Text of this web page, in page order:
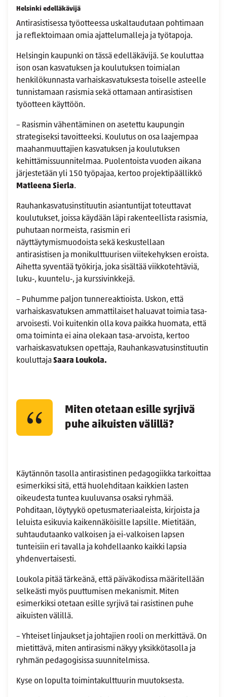
Helsinki edelläkävijä
Antirasistisessa työotteessa uskaltaudutaan pohtimaan
ja reflektoimaan omia ajattelumalleja ja työtapoja.
Helsingin kaupunki on tässä edelläkävijä. Se kouluttaa
ison osan kasvatuksen ja koulutuksen toimialan
henkilökunnasta varhaiskasvatuksesta toiselle asteelle
tunnistamaan rasismia sekä ottamaan antirasistisen
työotteen käyttöön.
– Rasismin vähentäminen on asetettu kaupungin
strategiseksi tavoitteeksi. Koulutus on osa laajempaa
maahanmuuttajien kasvatuksen ja koulutuksen
kehittämissuunnitelmaa. Puolentoista vuoden aikana
järjestetään yli 150 työpajaa, kertoo projektipäällikkö
Matleena Sierla.
Rauhankasvatusinstituutin asiantuntijat toteuttavat
koulutukset, joissa käydään läpi rakenteellista rasismia,
puhutaan normeista, rasismin eri
näyttäytymismuodoista sekä keskustellaan
antirasistisen ja monikulttuurisen viitekehyksen eroista.
Aihetta syventää työkirja, joka sisältää viikkotehtäviä,
luku‑, kuuntelu‑, ja kurssivinkkejä.
– Puhumme paljon tunnereaktioista. Uskon, että
varhaiskasvatuksen ammattilaiset haluavat toimia tasa-
arvoisesti. Voi kuitenkin olla kova paikka huomata, että
oma toiminta ei aina olekaan tasa-arvoista, kertoo
varhaiskasvatuksen opettaja, Rauhankasvatusinstituutin
kouluttajaSaara Loukola.
Miten otetaan esille syrjivä
puhe aikuisten välillä?
Käytännön tasolla antirasistinen pedagogiikka tarkoittaa
esimerkiksi sitä, että huolehditaan kaikkien lasten
oikeudesta tuntea kuuluvansa osaksi ryhmää.
Pohditaan, löytyykö opetusmateriaaleista, kirjoista ja
leluista esikuvia kaikennäköisille lapsille. Mietitään,
suhtaudutaanko valkoisen ja ei-valkoisen lapsen
tunteisiin eri tavalla ja kohdellaanko kaikki lapsia
yhdenvertaisesti.
Loukola pitää tärkeänä, että päiväkodissa määritellään
selkeästi myös puuttumisen mekanismit. Miten
esimerkiksi otetaan esille syrjivä tai rasistinen puhe
aikuisten välillä.
– Yhteiset linjaukset ja johtajien rooli on merkittävä. On
mietittävä, miten antirasismi näkyy yksikkötasolla ja
ryhmän pedagogisissa suunnitelmissa.
Kyse on lopulta toimintakulttuurin muutoksesta.